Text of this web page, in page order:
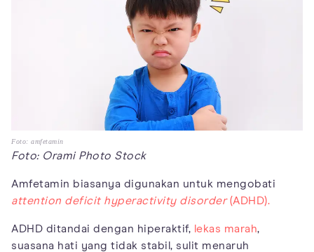
Foto: amfetamin
Foto: Orami Photo Stock
Amfetamin biasanya digunakan untuk mengobati
attention deficit hyperactivity disorder(ADHD).
ADHD ditandai dengan hiperaktif, lekas marah,
suasana hati yang tidak stabil, sulit menaruh